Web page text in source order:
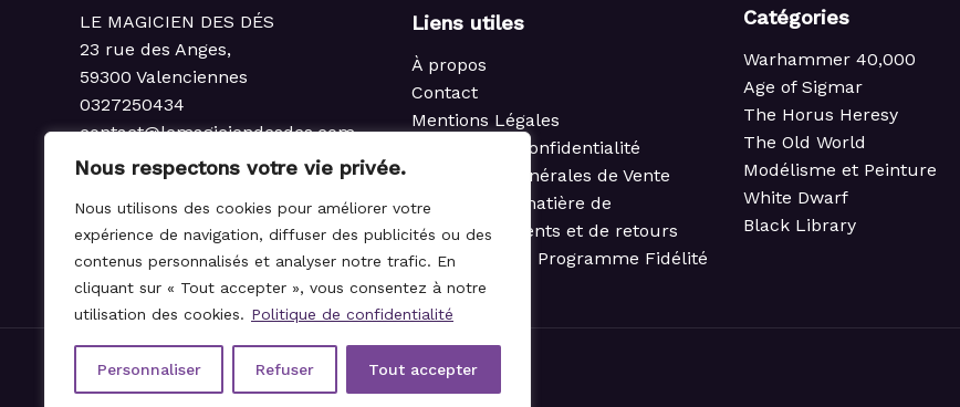
Nous respectons votre vie privée.
Nous utilisons des cookies pour améliorer votre
expérience de navigation, diffuser des publicités ou des
contenus personnalisés et analyser notre trafic. En
cliquant sur « Tout accepter », vous consentez à notre
utilisation des cookies. Politique de confidentialité
Personnaliser Refuser Tout accepter
LE MAGICIEN DES DÉS
23 rue des Anges,
59300 Valenciennes
0327250434
contact@lemagiciendesdes.com
du Mardi au Samedi
Liens utiles
À propos
Contact
Mentions Légales
Politique de confidentialité
Conditions Générales de Vente
Politique en matière de
remboursements et de retours
Règlement du Programme Fidélité
Catégories
Warhammer 40,000
Age of Sigmar
The Horus Heresy
The Old World
Modélisme et Peinture
White Dwarf
Black Library
© 2021-2026 Le Magicien des Dés.